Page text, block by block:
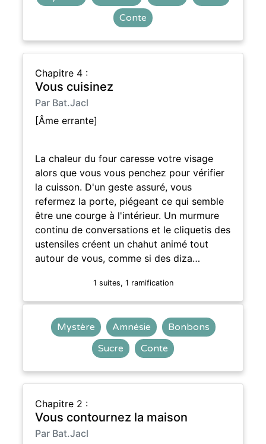
Conte
Chapitre 4 :
Vous cuisinez
Par Bat.Jacl
[Âme errante]
La chaleur du four caresse votre visage
alors que vous vous penchez pour vérifier
la cuisson. D'un geste assuré, vous
refermez la porte, piégeant ce qui semble
être une courge à l'intérieur. Un murmure
continu de conversations et le cliquetis des
ustensiles créent un chahut animé tout
autour de vous, comme si des diza…
1 suites, 1 ramification
Mystère Amnésie
Bonbons
Sucre
Conte
Chapitre 2 :
Vous contournez la maison
Par Bat.Jacl